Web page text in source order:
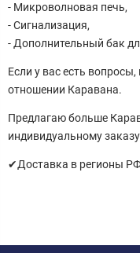
- Микроволновая печь,
- Сигнализация,
- Дополнительный бак
Если у вас есть
отношении Каравана.
Предлагаю больше
индивидуальному
✔Доставка в регионы